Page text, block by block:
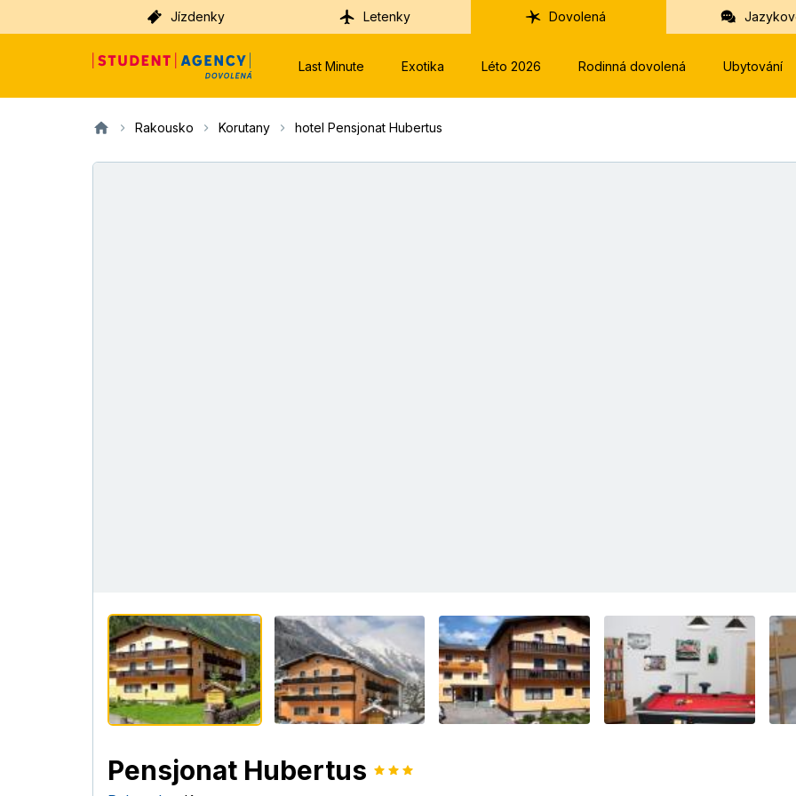
Jízdenky Letenky Dovolená
Last Minute Exotika Léto 2026 Rodinná dovolená Ubytování
Rakousko Korutany hotel Pensjonat Hubertus
Pensjonat Hubertus